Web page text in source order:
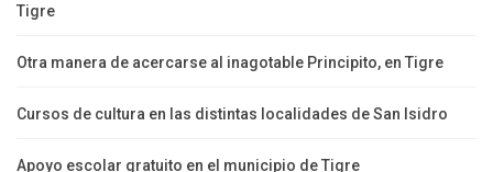
Tigre
Otra manera de acercarse al inagotable Principito, en Tigre
Cursos de cultura en las distintas localidades de San Isidro
Apoyo escolar gratuito en el municipio de Tigre